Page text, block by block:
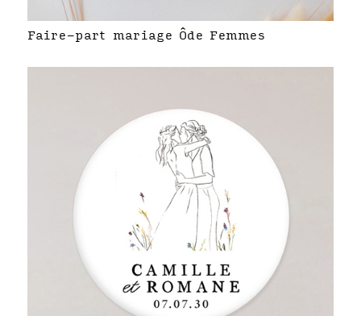
Faire-part mariage Ôde Femmes